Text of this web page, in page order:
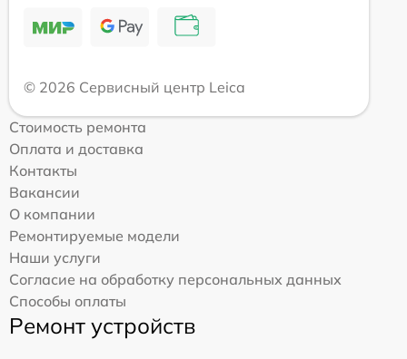
© 2026 Сервисный центр Leica
Стоимость ремонта
Оплата и доставка
Контакты
Вакансии
О компании
Ремонтируемые модели
Наши услуги
Согласие на обработку персональных данных
Способы оплаты
Ремонт устройств